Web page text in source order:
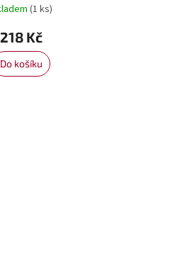
(1 ks)
218 Kč
Do košíku